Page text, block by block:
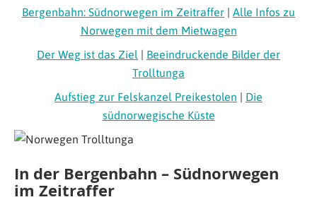
Bergenbahn: Südnorwegen im Zeitraffer | Alle Infos zu
Norwegen mit dem Mietwagen
Der Weg ist das Ziel | Beeindruckende Bilder der
Trolltunga
Aufstieg zur Felskanzel Preikestolen | Die
südnorwegische Küste
In der Bergenbahn – Südnorwegen
im Zeitraffer